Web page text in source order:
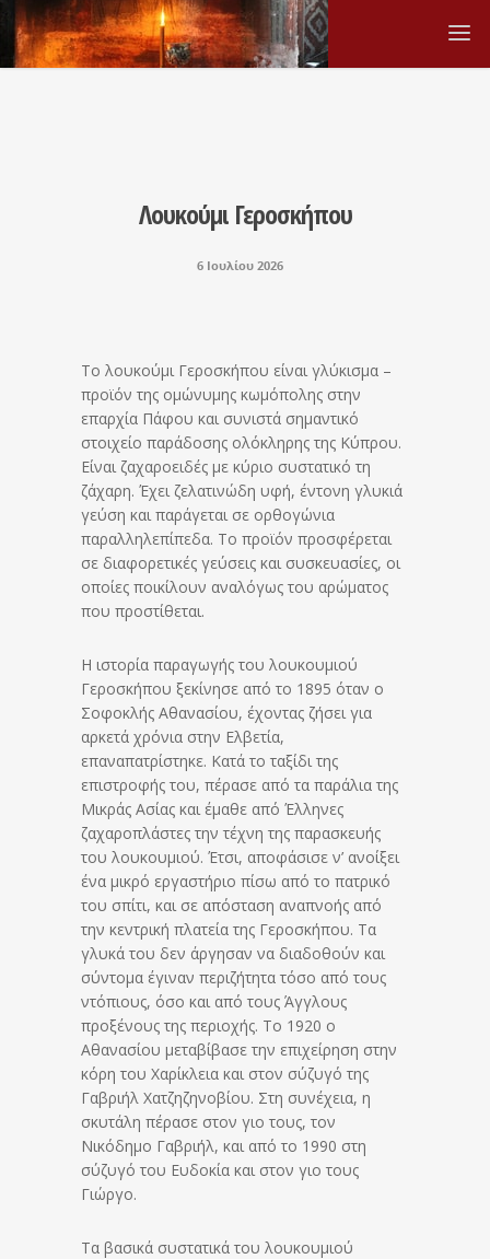
Λουκούμι Γεροσκήπου
6 Ιουλίου 2026
Το λουκούμι Γεροσκήπου είναι γλύκισμα –
προϊόν της ομώνυμης κωμόπολης στην
επαρχία Πάφου και συνιστά σημαντικό
στοιχείο παράδοσης ολόκληρης της Κύπρου.
Είναι ζαχαροειδές με κύριο συστατικό τη
ζάχαρη. Έχει ζελατινώδη υφή, έντονη γλυκιά
γεύση και παράγεται σε ορθογώνια
παραλληλεπίπεδα. Το προϊόν προσφέρεται
σε διαφορετικές γεύσεις και συσκευασίες, οι
οποίες ποικίλουν αναλόγως του αρώματος
που προστίθεται.
Η ιστορία παραγωγής του λουκουμιού
Γεροσκήπου ξεκίνησε από το 1895 όταν ο
Σοφοκλής Αθανασίου, έχοντας ζήσει για
αρκετά χρόνια στην Ελβετία,
επαναπατρίστηκε. Κατά το ταξίδι της
επιστροφής του, πέρασε από τα παράλια της
Μικράς Ασίας και έμαθε από Έλληνες
ζαχαροπλάστες την τέχνη της παρασκευής
του λουκουμιού. Έτσι, αποφάσισε ν’ ανοίξει
ένα μικρό εργαστήριο πίσω από το πατρικό
του σπίτι, και σε απόσταση αναπνοής από
την κεντρική πλατεία της Γεροσκήπου. Τα
γλυκά του δεν άργησαν να διαδοθούν και
σύντομα έγιναν περιζήτητα τόσο από τους
ντόπιους, όσο και από τους Άγγλους
προξένους της περιοχής. Το 1920 ο
Αθανασίου μεταβίβασε την επιχείρηση στην
κόρη του Χαρίκλεια και στον σύζυγό της
Γαβριήλ Χατζηζηνοβίου. Στη συνέχεια, η
σκυτάλη πέρασε στον γιο τους, τον
Νικόδημο Γαβριήλ, και από το 1990 στη
σύζυγό του Ευδοκία και στον γιο τους
Γιώργο.
Τα βασικά συστατικά του λουκουμιού